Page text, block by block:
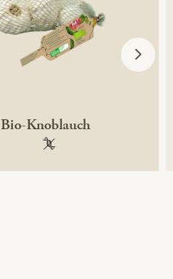
Bio-Knoblauch
100 % gentechnikfrei